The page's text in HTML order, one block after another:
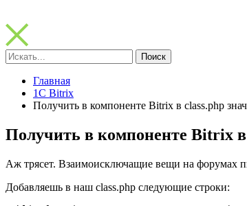
Поиск
Главная
1C Bitrix
Получить в компоненте Bitrix в class.php
Получить в компоненте Bitrix в
Аж трясет. Взаимоисключащие вещи на форумах
Добавляешь в наш class.php следующие строки: